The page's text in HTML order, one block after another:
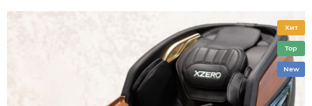
Хит
Top
New